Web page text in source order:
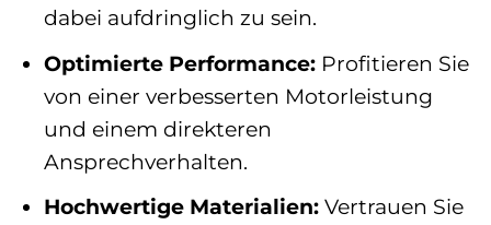
dabei aufdringlich zu sein.
Optimierte Performance:Profitieren Sie
von einer verbesserten Motorleistung
und einem direkteren
Ansprechverhalten.
Hochwertige Materialien:Vertrauen Sie